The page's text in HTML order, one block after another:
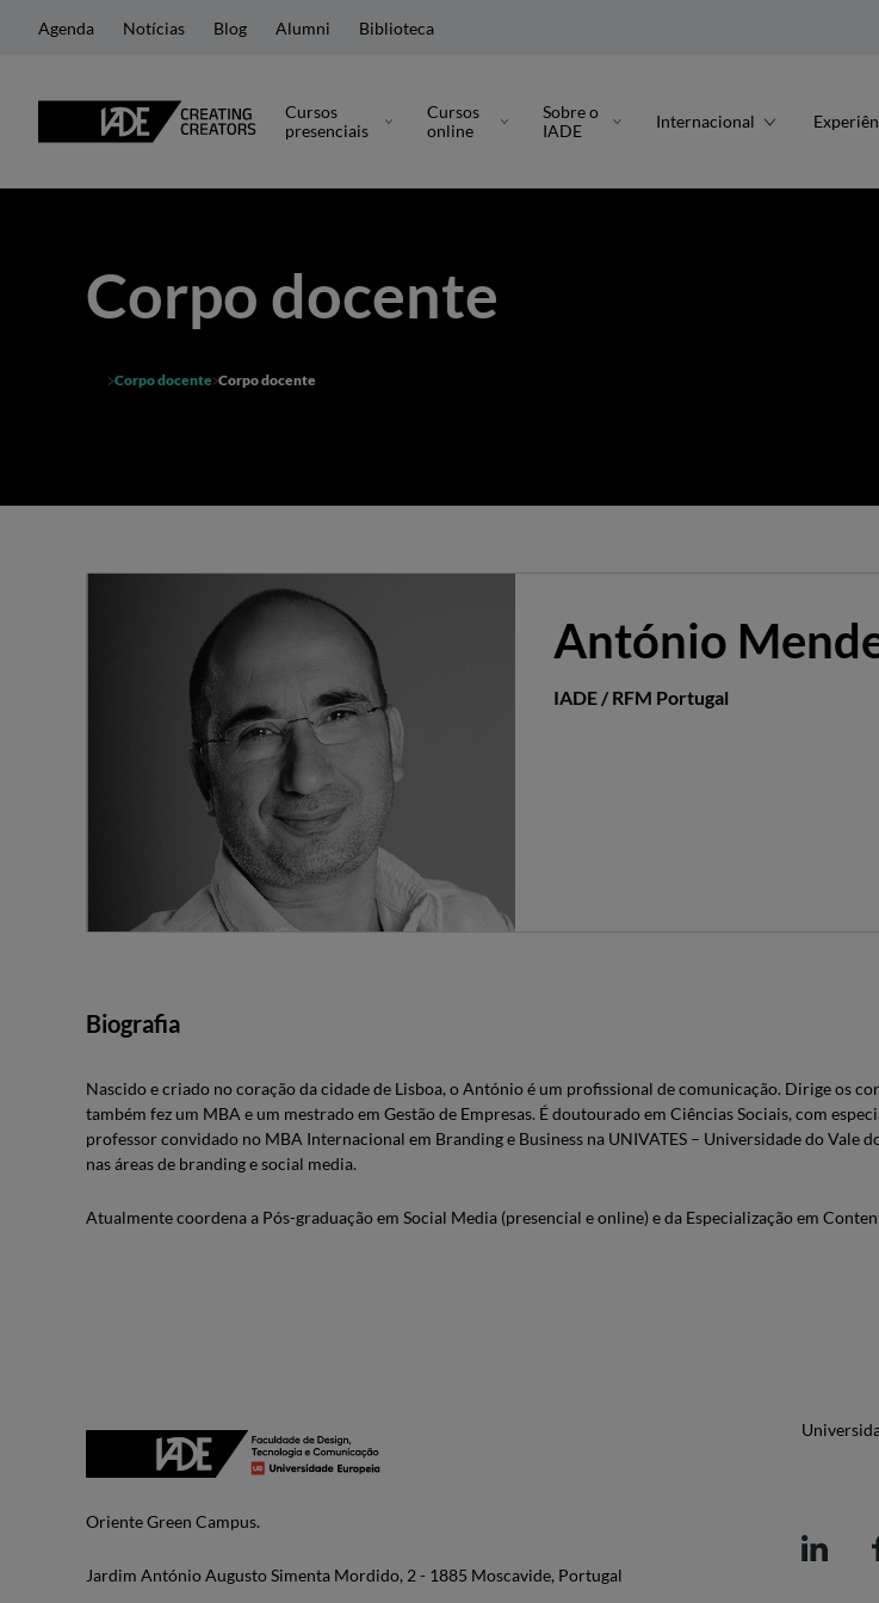
Agenda Notícias Blog Alumni Biblioteca
Cursos
presenciais
Cursos
online
Sobre o
IADE
Internacional
Corpo docente
Corpo docente Corpo docente
António
IADE / RFM Portugal
Biografia
Nascido e criado no coração da cidade de Lisboa, o António é um profissional de comunicação. Dirige os
também fez um MBA e um mestrado em Gestão de Empresas. É doutourado em Ciências Sociais, com
professor convidado no MBA Internacional em Branding e Business na UNIVATES – Universidade do Vale
nas áreas de branding e social media.
Atualmente coordena a Pós-graduação em Social Media (presencial e online) e da Especialização em
Oriente Green Campus.
Jardim António Augusto Simenta Mordido, 2 - 1885 Moscavide, Portugal